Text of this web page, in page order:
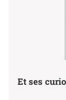
Et ses